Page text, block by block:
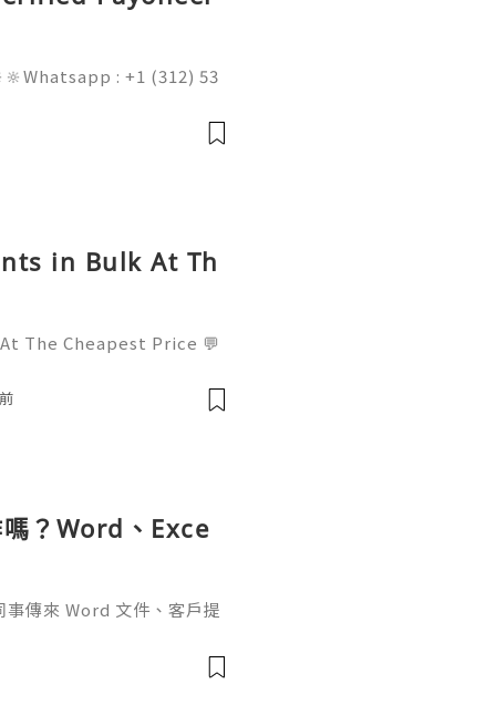
: +1 (312) 53
: +1 (682) 474-9468
in Bulk At Th
The Cheapest Price 💬
🚀 Telegram: @usa
？Word、Exce
傳來 Word 文件、客戶提
處理起來比較零散。因此不